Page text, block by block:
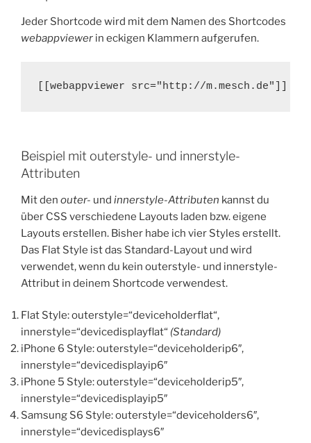
Jeder Shortcode wird mit dem Namen des Shortcodes
webappviewer in eckigen Klammern aufgerufen.
[[webappviewer src="http://m.mesch.de"]]
Beispiel mit outerstyle- und innerstyle-
Attributen
Mit den outer- und innerstyle-Attributen kannst du
über CSS verschiedene Layouts laden bzw. eigene
Layouts erstellen. Bisher habe ich vier Styles erstellt.
Das Flat Style ist das Standard-Layout und wird
verwendet, wenn du kein outerstyle- und innerstyle-
Attribut in deinem Shortcode verwendest.
Flat Style: outerstyle=“deviceholderflat“,
innerstyle=“devicedisplayflat“ (Standard)
iPhone 6 Style: outerstyle=“deviceholderip6″,
innerstyle=“devicedisplayip6″
iPhone 5 Style: outerstyle=“deviceholderip5″,
innerstyle=“devicedisplayip5″
Samsung S6 Style: outerstyle=“deviceholders6″,
innerstyle=“devicedisplays6″